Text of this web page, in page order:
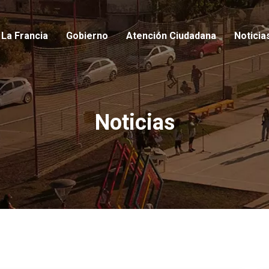
La Francia Gobierno Atención Ciudadana
Noticias